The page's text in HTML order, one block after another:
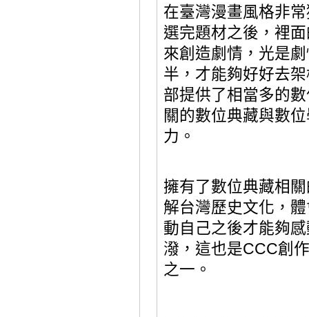
在臺灣漫畫風格非
選完題材之後，裡
來創造劇情，光是
半，才能夠好好去
部提供了相當多的
關的數位典藏與數
力。
擁有了數位典藏相
解台灣歷史文化，
動自己之後才能夠
潑，這也是CCC創
之一。